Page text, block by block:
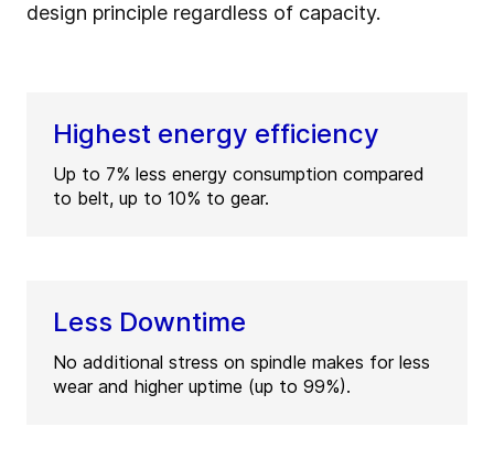
design principle regardless of capacity.
Highest energy efficiency
Up to 7% less energy consumption compared
to belt, up to 10% to gear.
Less Downtime
No additional stress on spindle makes for less
wear and higher uptime (up to 99%).